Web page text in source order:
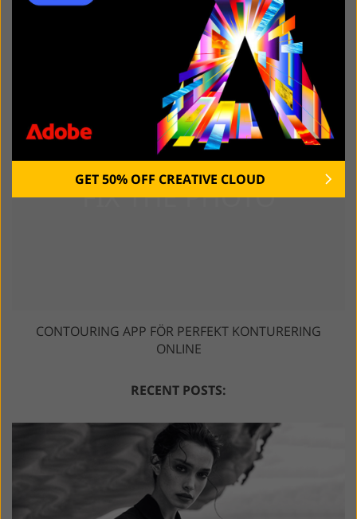
TA BORT RYNKOR FRÅN KLÄDAPPEN PÅ IOS OCH
ANDROID
CONTOURING APP FÖR PERFEKT KONTURERING
ONLINE
RECENT POSTS:
GET 50% OFF CREATIVE CLOUD